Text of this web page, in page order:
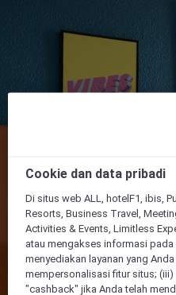
Cookie dan data pribadi
Di situs web ALL, hotelF1, ibis,
Resorts, Business Travel,
Activities & Events, Limitless
atau mengakses informasi
menyediakan layanan yang
mempersonalisasi fitur situs;
"cashback" jika Anda telah